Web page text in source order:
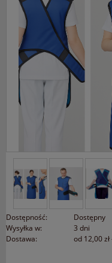
Dostępność:
Dostępny
Wysyłka w:
3 dni
Dostawa:
od 12,00 zł
Cena nie zawiera